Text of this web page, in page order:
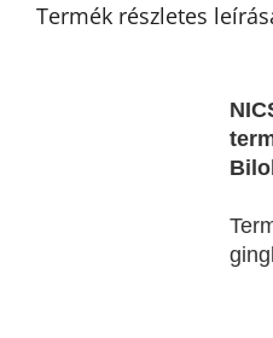
Termék részletes